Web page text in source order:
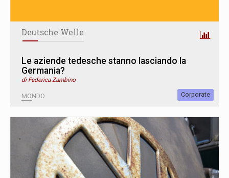
Deutsche Welle
Le aziende tedesche stanno lasciando la
Germania?
di Federica Zambino
MONDO Corporate